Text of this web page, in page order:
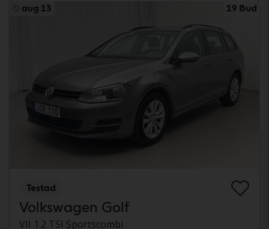
aug 13 19 Bud
Testad
Volkswagen Golf
VII 1.2 TSI Sportscombi